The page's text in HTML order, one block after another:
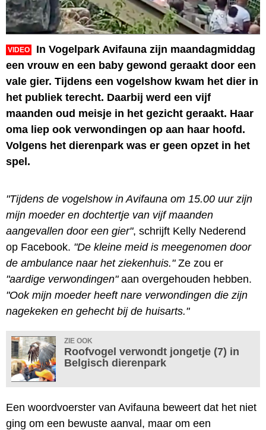
VIDEO
In Vogelpark Avifauna zijn maandagmiddag
een vrouw en een baby gewond geraakt door een
vale gier. Tijdens een vogelshow kwam het dier in
het publiek terecht. Daarbij werd een vijf
maanden oud meisje in het gezicht geraakt. Haar
oma liep ook verwondingen op aan haar hoofd.
Volgens het dierenpark was er geen opzet in het
spel.
"Tijdens de vogelshow in Avifauna om 15.00 uur zijn
mijn moeder en dochtertje van vijf maanden
aangevallen door een gier", schrijft Kelly Nederend
op Facebook. "De kleine meid is meegenomen door
de ambulance naar het ziekenhuis."Ze zou er
"aardige verwondingen"aan overgehouden hebben.
"Ook mijn moeder heeft nare verwondingen die zijn
nagekeken en gehecht bij de huisarts."
ZIE OOK
Roofvogel verwondt jongetje (7) in
Belgisch dierenpark
Een woordvoerster van Avifauna beweert dat het niet
ging om een bewuste aanval, maar om een